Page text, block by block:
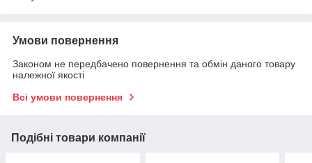
Умови повернення
Законом не передбачено повернення та обмін даного товару
належної якості
Всі умови повернення
Подібні товари компанії